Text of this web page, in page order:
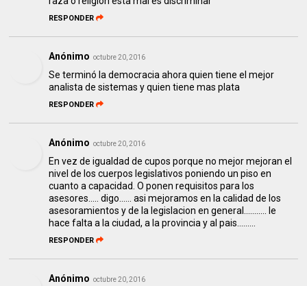
RESPONDER
Anónimo octubre 20, 2016
Se terminó la democracia ahora quien tiene el mejor
analista de sistemas y quien tiene mas plata
RESPONDER
Anónimo octubre 20, 2016
En vez de igualdad de cupos porque no mejor mejoran el
nivel de los cuerpos legislativos poniendo un piso en
cuanto a capacidad. O ponen requisitos para los
asesores..... digo...... asi mejoramos en la calidad de los
asesoramientos y de la legislacion en general........... le
hace falta a la ciudad, a la provincia y al pais.........
RESPONDER
Anónimo octubre 20, 2016